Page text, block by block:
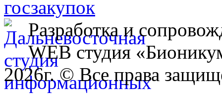
Разработка и
WEB студия
2026г. © Все права